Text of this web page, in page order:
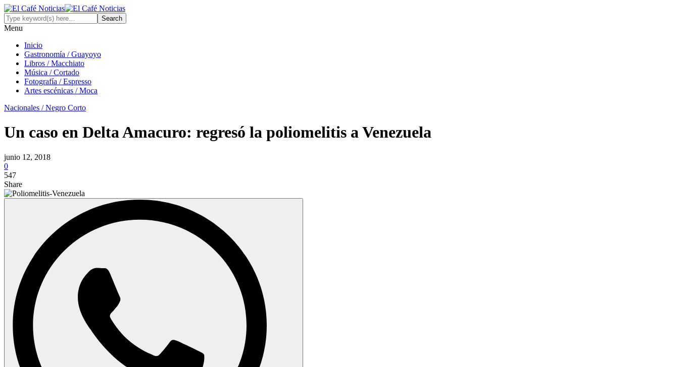
Menu
Inicio
Gastronomía / Guayoyo
Libros / Macchiato
Música / Cortado
Fotografía / Espresso
Artes escénicas / Moca
Nacionales / Negro Corto
Un caso en Delta Amacuro: regresó la poliomelitis a Venezuela
junio 12, 2018
0
547
Share